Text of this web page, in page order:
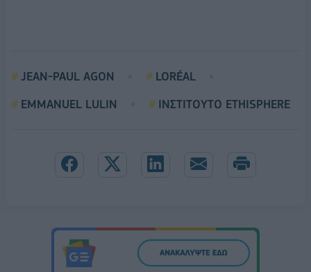
JEAN-PAUL AGON
LORÉAL
EMMANUEL LULIN
ΙΝΣΤΙΤΟΥΤΟ ETHISPHERE